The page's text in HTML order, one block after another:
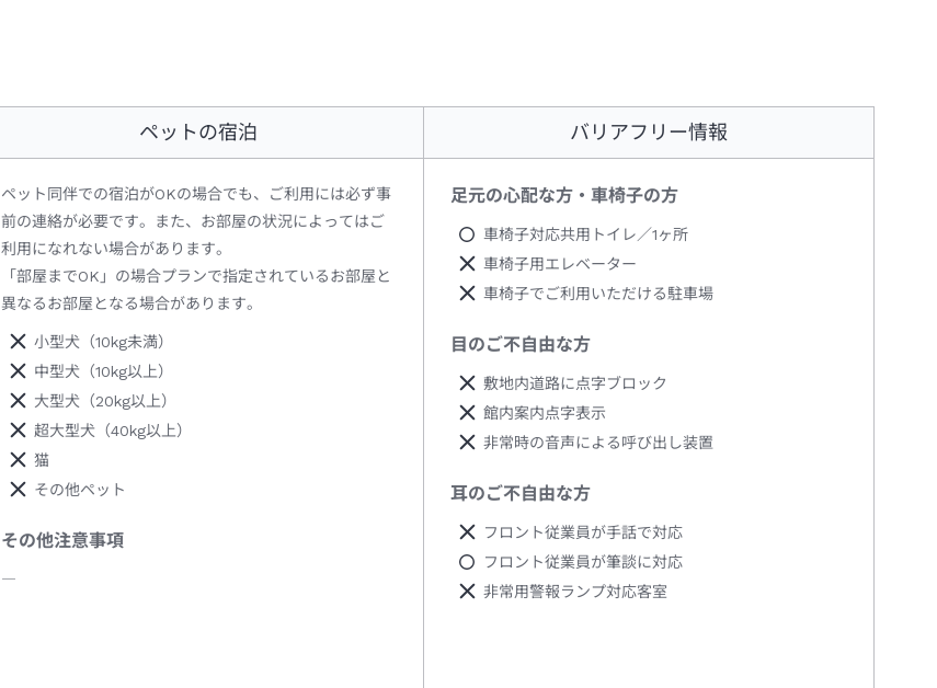
ペットの宿泊
ペット同伴での宿泊がOKの場合でも、ご利用には必ず事
前の連絡が必要です。また、お部屋の状況によってはご
利用になれない場合があります。
「部屋までOK」の場合プランで指定されているお部屋と
異なるお部屋となる場合があります。
小型犬（10kg未満）
中型犬（10kg以上）
大型犬（20kg以上）
超大型犬（40kg以上）
猫
その他ペット
その他注意事項
―
バリアフリー情報
足元の心配な方・車椅子の方
車椅子対応共用トイレ／1ヶ所
車椅子用エレベーター
車椅子でご利用いただける駐車場
目のご不自由な方
敷地内道路に点字ブロック
館内案内点字表示
非常時の音声による呼び出し装置
耳のご不自由な方
フロント従業員が手話で対応
フロント従業員が筆談に対応
非常用警報ランプ対応客室